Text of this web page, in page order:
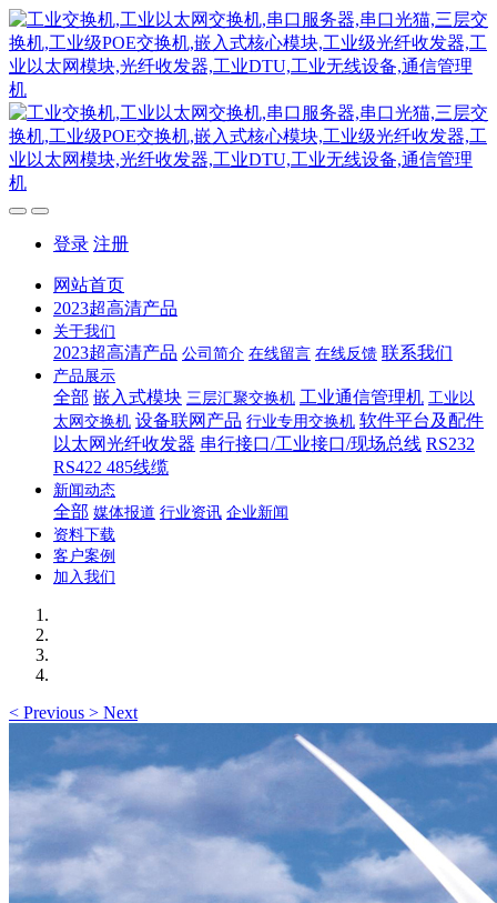
登录 注册
网站首页
2023超高清产品
关于我们
2023超高清产品 公司简介 在线留言 在线反馈 联系我们
产品展示
全部 嵌入式模块 三层汇聚交换机 工业通信管理机 工业以
太网交换机 设备联网产品 行业专用交换机 软件平台及配件
以太网光纤收发器 串行接口/工业接口/现场总线 RS232
RS422 485线缆
新闻动态
全部 媒体报道 行业资讯 企业新闻
资料下载
客户案例
加入我们
< Previous > Next